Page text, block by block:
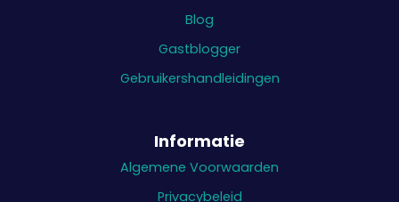
Blog
Gastblogger
Gebruikershandleidingen
Informatie
Algemene Voorwaarden
Privacybeleid